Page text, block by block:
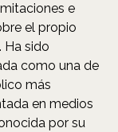
e
el propio
Ha sido
como una de
más
en medios
por su